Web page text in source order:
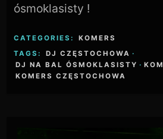
ósmoklasisty !
CATEGORIES:
KOMERS
TAGS:
DJ CZĘSTOCHOWA ·
DJ NA BAL ÓSMOKLASISTY ·
KOMERS CZĘSTOCHOWA